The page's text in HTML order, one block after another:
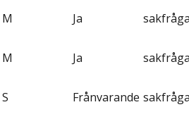
M Ja
M Ja
S Frånvarande